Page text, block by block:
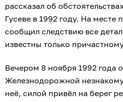
рассказал об
Гусеве в 1992 году. На месте
сообщил следствию все
известны только
Вечером 8 ноября 1992 года
Железнодорожной
неё, силой привёл на берег